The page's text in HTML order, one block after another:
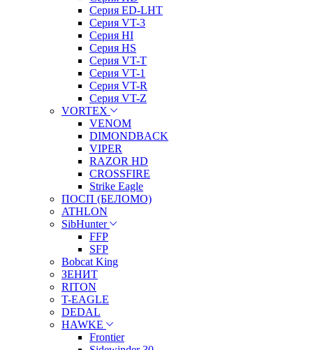
Серия ED-LHT
Серия VT-3
Серия HI
Серия HS
Серия VT-T
Серия VT-1
Серия VT-R
Серия VT-Z
VORTEX
VENOM
DIMONDBACK
VIPER
RAZOR HD
CROSSFIRE
Strike Eagle
ПОСП (БЕЛОМО)
ATHLON
SibHunter
FFP
SFP
Bobcat King
ЗЕНИТ
RITON
T-EAGLE
DEDAL
HAWKE
Frontier